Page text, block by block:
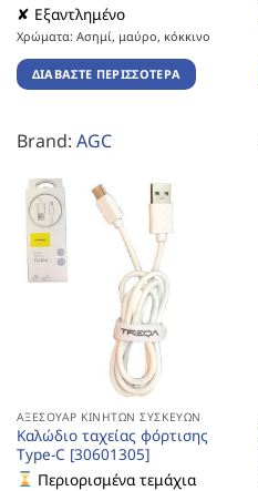
✘ Εξαντλημένο
Χρώματα: Ασημί, μαύρο, κόκκινο
ΔΙΑΒΆΣΤΕ ΠΕΡΙΣΣΌΤΕΡΑ
Brand: AGC
ΑΞΕΣΟΥΆΡ ΚΙΝΗΤΏΝ ΣΥΣΚΕΥΏΝ
Καλώδιο ταχείας φόρτισης
Type-C [30601305]
Περιορισμένα τεμάχια